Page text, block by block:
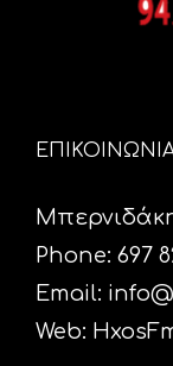
Phone: 697
Email:
Web: